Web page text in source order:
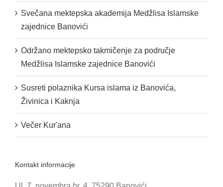
Svečana mektepska akademija Medžlisa Islamske
zajednice Banovići
Održano mektepsko takmičenje za područje
Medžlisa Islamske zajednice Banovići
Susreti polaznika Kursa islama iz Banovića,
Živinica i Kaknja
Večer Kur'ana
Kontakt informacije